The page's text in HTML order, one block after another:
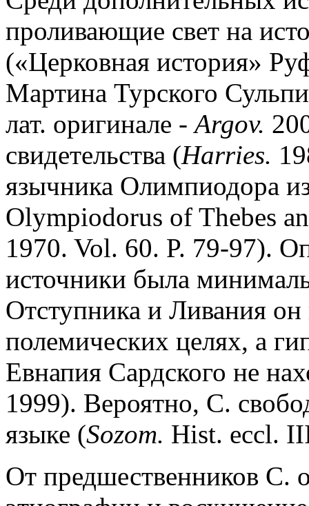
проливающие свет на
(«Церковная история»
Мартина Турского
лат. оригинале -Argov.
свидетельства (Harries.
язычника Олимпиодора
Olympiodorus of Thebes
1970. Vol. 60. P. 79-97).
источники была
Отступника и Ливания он
полемических целях, а
Евнапия Сардского не
1999). Вероятно, С.
языке (Sozom. Hist. eccl.
От предшественников С.